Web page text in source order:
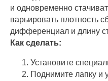
и одновременно
варьировать плотность
дифференциал и длину
Как сделать:
Установите
Поднимите лапку и